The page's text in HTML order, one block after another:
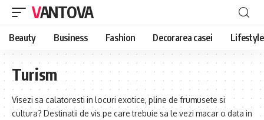
VANTOVA
Beauty Business Fashion Decorarea casei Lifestyle
Turism
Visezi sa calatoresti in locuri exotice, pline de frumusete si
cultura? Destinatii de vis pe care trebuie sa le vezi macar o data in